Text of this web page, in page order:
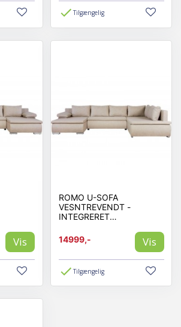
Tilgængelig
Vis
ROMO U-SOFA
VESNTREVENDT -
INTEGRERET
14999,-
Vis
Tilgængelig